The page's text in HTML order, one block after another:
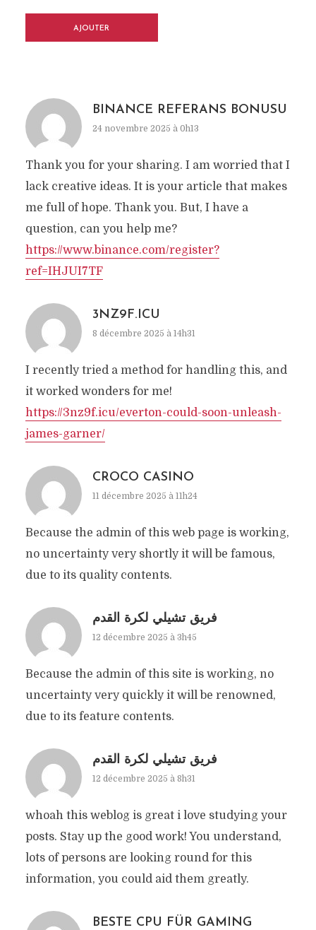
BINANCE REFERANS BONUSU
24 novembre 2025 à 0h13
Thank you for your sharing. I am worried that I
lack creative ideas. It is your article that makes
me full of hope. Thank you. But, I have a
question, can you help me?
https://www.binance.com/register?
ref=IHJUI7TF
3NZ9F.ICU
8 décembre 2025 à 14h31
I recently tried a method for handling this, and
it worked wonders for me!
https://3nz9f.icu/everton-could-soon-unleash-
james-garner/
CROCO CASINO
11 décembre 2025 à 11h24
Because the admin of this web page is working,
no uncertainty very shortly it will be famous,
due to its quality contents.
فريق تشيلي لكرة القدم
12 décembre 2025 à 3h45
Because the admin of this site is working, no
uncertainty very quickly it will be renowned,
due to its feature contents.
فريق تشيلي لكرة القدم
12 décembre 2025 à 8h31
whoah this weblog is great i love studying your
posts. Stay up the good work! You understand,
lots of persons are looking round for this
information, you could aid them greatly.
BESTE CPU FÜR GAMING